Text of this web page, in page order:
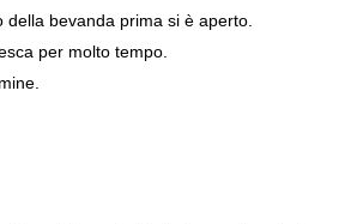
della bevanda prima si è aperto.
per molto tempo.